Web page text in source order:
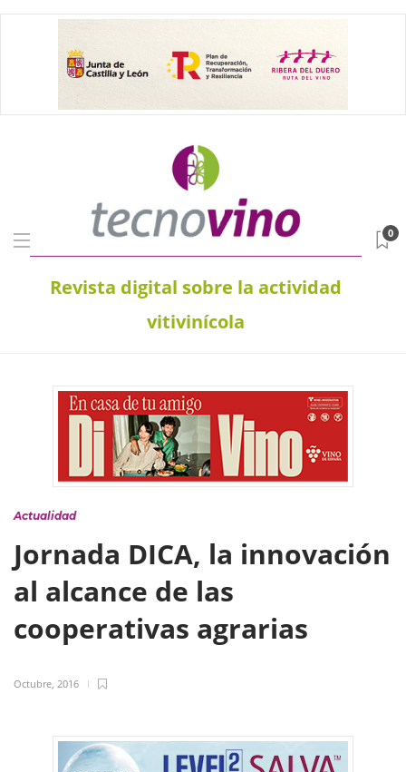
Revista digital sobre la actividad
vitivinícola
0
Actualidad
Jornada DICA, la innovación
al alcance de las
cooperativas agrarias
Octubre, 2016